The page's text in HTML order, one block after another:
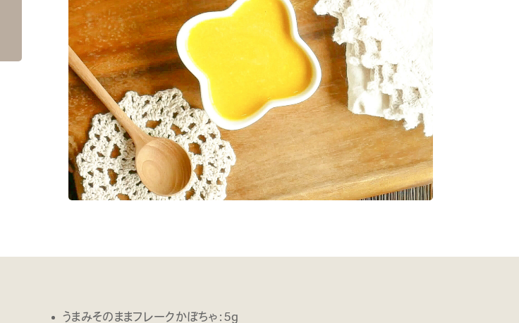
うまみそのままフレークかぼちゃ：5g